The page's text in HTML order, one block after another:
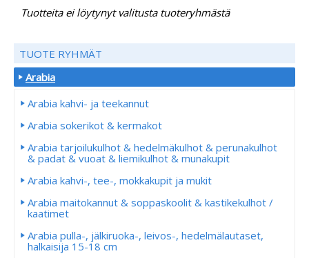
Tuotteita ei löytynyt valitusta tuoteryhmästä
TUOTE RYHMÄT
Arabia
Arabia kahvi- ja teekannut
Arabia sokerikot & kermakot
Arabia tarjoilukulhot & hedelmäkulhot & perunakulhot
& padat & vuoat & liemikulhot & munakupit
Arabia kahvi-, tee-, mokkakupit ja mukit
Arabia maitokannut & soppaskoolit & kastikekulhot /
kaatimet
Arabia pulla-, jälkiruoka-, leivos-, hedelmälautaset,
halkaisija 15-18 cm